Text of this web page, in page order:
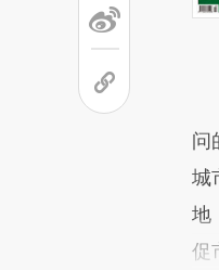
问
城
地
促